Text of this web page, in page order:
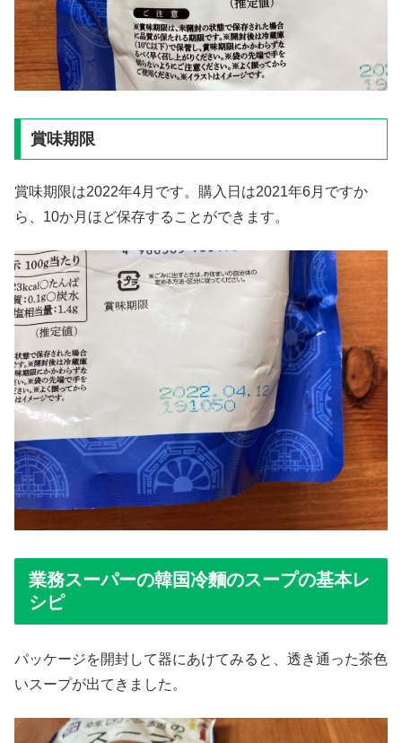
賞味期限
賞味期限は2022年4月です。購入日は2021年6月ですか
ら、10か月ほど保存することができます。
業務スーパーの韓国冷麵のスープの基本レ
シピ
パッケージを開封して器にあけてみると、透き通った茶色
いスープが出てきました。